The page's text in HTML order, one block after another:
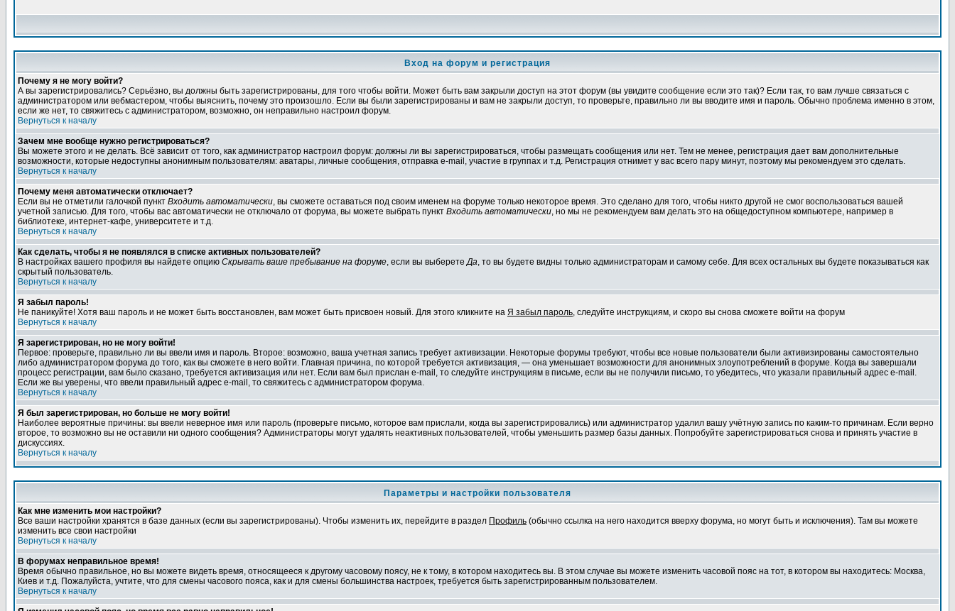
Вход на форум и регистрация
Почему я не могу войти?
А вы зарегистрировались? Серьёзно, вы должны быть зарегистрированы, для того чтобы войти. Может быть вам закрыли доступ на этот форум (вы увидите сообщение если это так)? Если так, то вам лучше связаться с
администратором или вебмастером, чтобы выяснить, почему это произошло. Если вы были зарегистрированы и вам не закрыли доступ, то проверьте, правильно ли вы вводите имя и пароль. Обычно проблема именно в этом,
если же нет, то свяжитесь с администратором, возможно, он неправильно настроил форум.
Вернуться к началу
Зачем мне вообще нужно регистрироваться?
Вы можете этого и не делать. Всё зависит от того, как администратор настроил форум: должны ли вы зарегистрироваться, чтобы размещать сообщения или нет. Тем не менее, регистрация дает вам дополнительные
возможности, которые недоступны анонимным пользователям: аватары, личные сообщения, отправка e-mail, участие в группах и т.д. Регистрация отнимет у вас всего пару минут, поэтому мы рекомендуем это сделать.
Вернуться к началу
Почему меня автоматически отключает?
Если вы не отметили галочкой пункт Входить автоматически, вы сможете оставаться под своим именем на форуме только некоторое время. Это сделано для того, чтобы никто другой не смог воспользоваться вашей
учетной записью. Для того, чтобы вас автоматически не отключало от форума, вы можете выбрать пункт Входить автоматически, но мы не рекомендуем вам делать это на общедоступном компьютере, например в
библиотеке, интернет-кафе, университете и т.д.
Вернуться к началу
Как сделать, чтобы я не появлялся в списке активных пользователей?
В настройках вашего профиля вы найдете опцию Скрывать ваше пребывание на форуме, если вы выберетеДа, то вы будете видны только администраторам и самому себе. Для всех остальных вы будете показываться как
скрытый пользователь.
Вернуться к началу
Я забыл пароль!
Не паникуйте! Хотя ваш пароль и не может быть восстановлен, вам может быть присвоен новый. Для этого кликните на Я забыл пароль, следуйте инструкциям, и скоро вы снова сможете войти на форум
Вернуться к началу
Я зарегистрирован, но не могу войти!
Первое: проверьте, правильно ли вы ввели имя и пароль. Второе: возможно, ваша учетная запись требует активизации. Некоторые форумы требуют, чтобы все новые пользователи были активизированы самостоятельно
либо администратором форума до того, как вы сможете в него войти. Главная причина, по которой требуется активизация, — она уменьшает возможности для анонимных злоупотреблений в форуме. Когда вы завершали
процесс регистрации, вам было сказано, требуется активизация или нет. Если вам был прислан e-mail, то следуйте инструкциям в письме, если вы не получили письмо, то убедитесь, что указали правильный адрес e-mail.
Если же вы уверены, что ввели правильный адрес e-mail, то свяжитесь с администратором форума.
Вернуться к началу
Я был зарегистрирован, но больше не могу войти!
Наиболее вероятные причины: вы ввели неверное имя или пароль (проверьте письмо, которое вам прислали, когда вы зарегистрировались) или администратор удалил вашу учётную запись по каким-то причинам. Если верно
второе, то возможно вы не оставили ни одного сообщения? Администраторы могут удалять неактивных пользователей, чтобы уменьшить размер базы данных. Попробуйте зарегистрироваться снова и принять участие в
дискуссиях.
Вернуться к началу
Параметры и настройки пользователя
Как мне изменить мои настройки?
Все ваши настройки хранятся в базе данных (если вы зарегистрированы). Чтобы изменить их, перейдите в раздел Профиль (обычно ссылка на него находится вверху форума, но могут быть и исключения). Там вы можете
изменить все свои настройки
Вернуться к началу
В форумах неправильное время!
Время обычно правильное, но вы можете видеть время, относящееся к другому часовому поясу, не к тому, в котором находитесь вы. В этом случае вы можете изменить часовой пояс на тот, в котором вы находитесь: Москва,
Киев и т.д. Пожалуйста, учтите, что для смены часового пояса, как и для смены большинства настроек, требуется быть зарегистрированным пользователем.
Вернуться к началу